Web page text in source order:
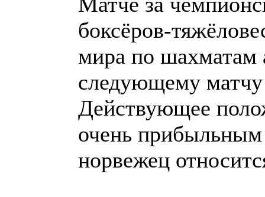
боксёров-
мира по шахматам
следующему
Действующее
очень
норвежец